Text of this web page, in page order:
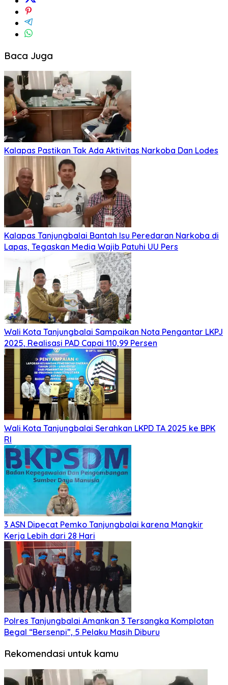
Baca Juga
Kalapas Pastikan Tak Ada Aktivitas Narkoba Dan Lodes
Kalapas Tanjungbalai Bantah Isu Peredaran Narkoba di
Lapas, Tegaskan Media Wajib Patuhi UU Pers
Wali Kota Tanjungbalai Sampaikan Nota Pengantar LKPJ
2025, Realisasi PAD Capai 110,99 Persen
Wali Kota Tanjungbalai Serahkan LKPD TA 2025 ke BPK
RI
3 ASN Dipecat Pemko Tanjungbalai karena Mangkir
Kerja Lebih dari 28 Hari
Polres Tanjungbalai Amankan 3 Tersangka Komplotan
Begal “Bersenpi”, 5 Pelaku Masih Diburu
Rekomendasi untuk kamu